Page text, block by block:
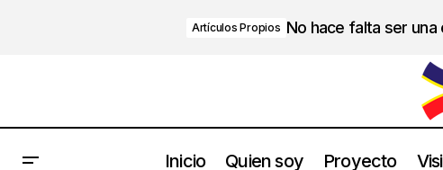
Artículos Propios No hace falta ser
Inicio Quien soy Proyecto